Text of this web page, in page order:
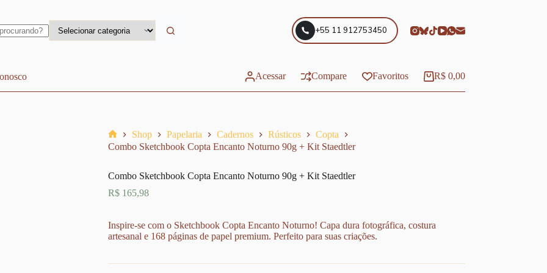
+55 11 912753450
Acessar Compare Favoritos Carrinho
R$0,00
Home
Shop Papelaria Cadernos Rústicos
Copta
Combo Sketchbook Copta Encanto Noturno 90g + Kit Staedtler
Combo Sketchbook Copta Encanto Noturno 90g + Kit Staedtler
R$165,98
Inspire-se com o Sketchbook Copta Encanto Noturno! Capa dura fotográfica, costura
artesanal e 168 páginas de papel premium. Perfeito para suas criações.